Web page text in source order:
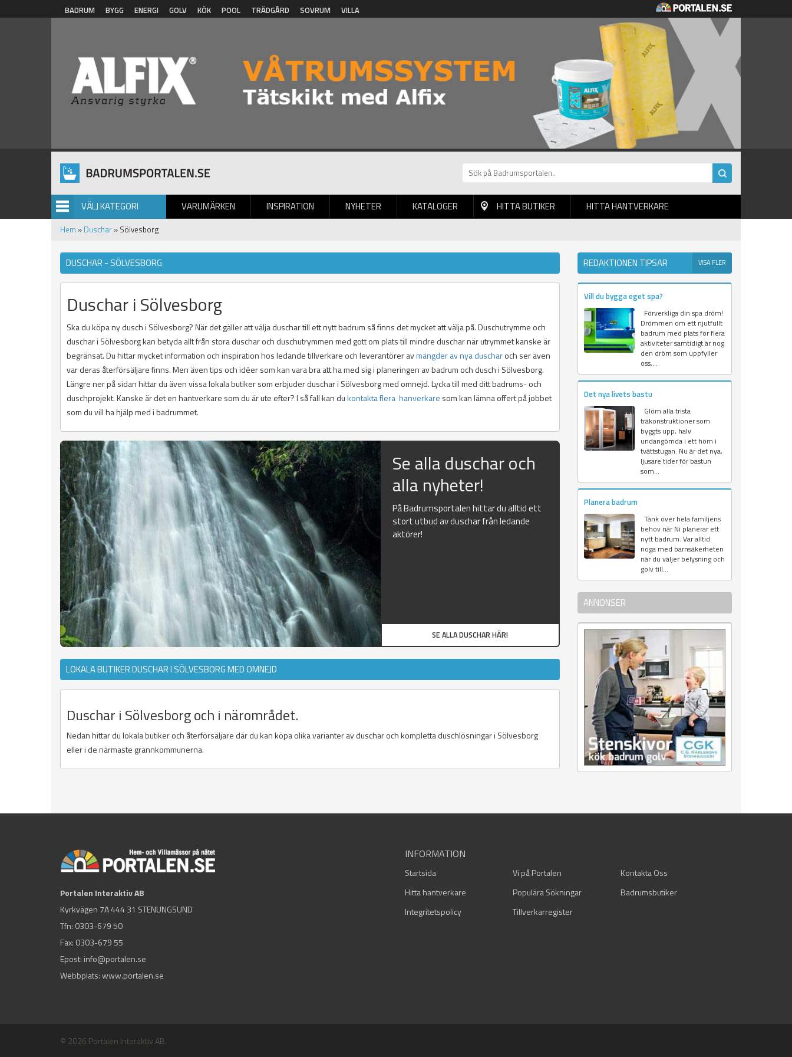
Hoppa till huvudinnehåll
BADRUM BYGG ENERGI GOLV KÖK POOL TRÄDGÅRD SOVRUM VILLA
VÄLJ KATEGORI VARUMÄRKEN INSPIRATION NYHETER
BILDGALLERI KATALOGER HITTA BUTIKER HITTA HANTVERKARE
Hem » Duschar » Sölvesborg
DUSCHAR - SÖLVESBORG
Duschar i Sölvesborg
Ska du köpa ny dusch i Sölvesborg? När det gäller att välja duschar till ett nytt badrum så finns det mycket att välja på. Duschutrymme och
duschar i Sölvesborg kan betyda allt från stora duschar och duschutrymmen med gott om plats till mindre duschar när utrymmet kanske är
begränsat. Du hittar mycket information och inspiration hos ledande tillverkare och leverantörer avmängder av nya duscharoch ser även
var deras återförsäljare finns. Men även tips och idéer som kan vara bra att ha med sig i planeringen av badrum och dusch i Sölvesborg.
Längre ner på sidan hittar du även vissa lokala butiker som erbjuder duschar i Sölvesborg med omnejd. Lycka till med ditt badrums- och
duschprojekt. Kanske är det en hantverkare som du är ute efter? I så fall kan dukontakta flera hanverkare som kan lämna offert på jobbet
som du vill ha hjälp med i badrummet.
Se alla duschar och
alla nyheter!
På Badrumsportalen hittar du alltid ett
stort utbud av duschar från ledande
aktörer!
SE ALLA DUSCHAR HÄR!
LOKALA BUTIKER DUSCHAR I SÖLVESBORG MED OMNEJD
Duschar i Sölvesborg och i närområdet.
Nedan hittar du lokala butiker och återförsäljare där du kan köpa olika varianter av duschar och kompletta duschlösningar i Sölvesborg
eller i de närmaste grannkommunerna.
REDAKTIONEN TIPSAR VISA FLER
Vill du bygga eget spa?
Förverkliga din spa dröm!
Drömmen om ett njutfullt
badrum med plats för flera
aktiviteter samtidigt är nog
den dröm som uppfyller
oss,...
Det nya livets bastu
Glöm alla trista
träkonstruktioner som
byggts upp, halv
undangömda i ett hörn i
tvättstugan. Nu är det nya,
ljusare tider för bastun
som...
Planera badrum
Tänk över hela familjens
behov när Ni planerar ett
nytt badrum. Var alltid
noga med barnsäkerheten
när du väljer belysning och
golv till...
ANNONSER
Portalen Interaktiv AB
Kyrkvägen 7A 444 31 STENUNGSUND
Tfn: 0303-679 50
Fax: 0303-679 55
Epost: info@portalen.se
Webbplats: www.portalen.se
INFORMATION
Startsida Vi på Portalen
Kontakta Oss
Hitta hantverkare
Populära Sökningar
Badrumsbutiker
Integritetspolicy
Tillverkarregister
© 2026 Portalen Interaktiv AB.